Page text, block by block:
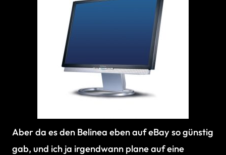
Aber da es den Belinea eben auf eBay so günstig
gab, und ich ja irgendwann plane auf eine